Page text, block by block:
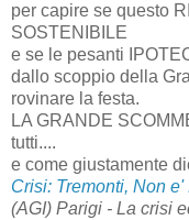
per capire se questo
SOSTENIBILE
e se le pesanti
dallo scoppio della
rovinare la festa.
LA GRANDE
tutti....
e come giustamente
Crisi: Tremonti, Non
(AGI) Parigi - La crisi